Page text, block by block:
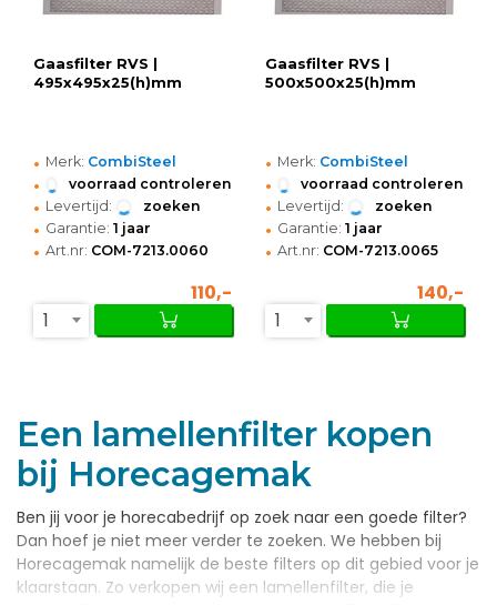
Gaasfilter RVS |
495x495x25(h)mm
• Merk: CombiSteel
• voorraad controleren
• Levertijd: zoeken
• Garantie: 1 jaar
• Art.nr: COM-7213.0060
110,-
1
Gaasfilter RVS |
500x500x25(h)mm
• Merk: CombiSteel
• voorraad controleren
• Levertijd: zoeken
• Garantie: 1 jaar
• Art.nr: COM-7213.0065
140,-
1
Een lamellenfilter kopen
bij Horecagemak
Ben jij voor je horecabedrijf op zoek naar een goede filter?
Dan hoef je niet meer verder te zoeken. We hebben bij
Horecagemak namelijk de beste filters op dit gebied voor je
klaarstaan. Zo verkopen wij een lamellenfilter, die je